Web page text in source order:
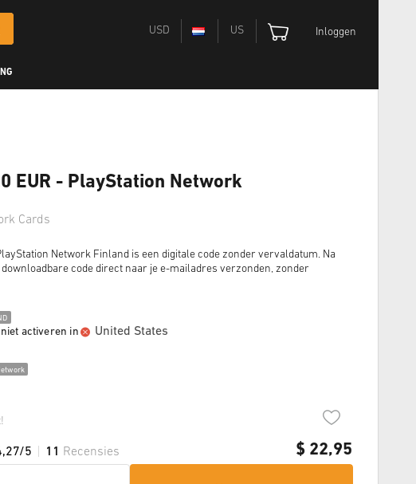
USD US Inloggen
EUR - PlayStation Network
Cards
Network Finland is een digitale code zonder vervaldatum. Na
code direct naar je e-mailadres verzonden, zonder
activeren in United States
$ 22,95
5 11 Recensies